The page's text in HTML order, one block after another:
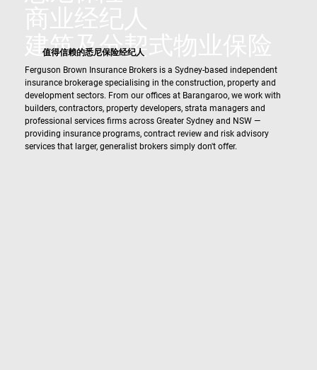
建筑及分契式物业保险
值得信赖的悉尼保险经纪人
Ferguson Brown Insurance Brokers is a Sydney-based independent
insurance brokerage specialising in the construction, property and
development sectors. From our offices at Barangaroo, we work with
builders, contractors, property developers, strata managers and
professional services firms across Greater Sydney and NSW —
providing insurance programs, contract review and risk advisory
services that larger, generalist brokers simply don't offer.